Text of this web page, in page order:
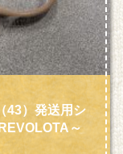
43）発送用シ
～